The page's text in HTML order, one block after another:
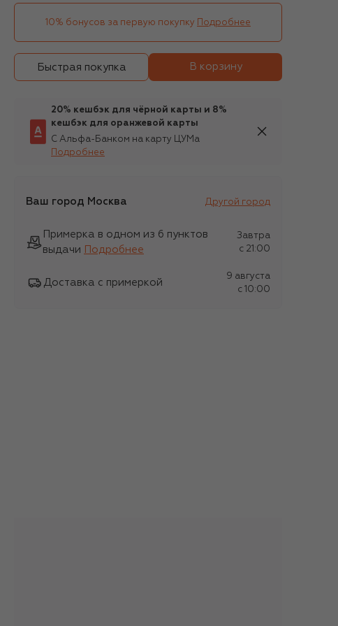
10% бонусов за первую покупку Подробнее
Быстрая покупка В корзину
20% кешбэк для чёрной карты и 8%
кешбэк для оранжевой карты
С Альфа-Банком на карту ЦУМа
Подробнее
Ваш город Москва Другой город
Примерка в одном из 6 пунктов
выдачи
Подробнее
Завтра
c 21:00
Доставка с примеркой
9 августа
c 10:00